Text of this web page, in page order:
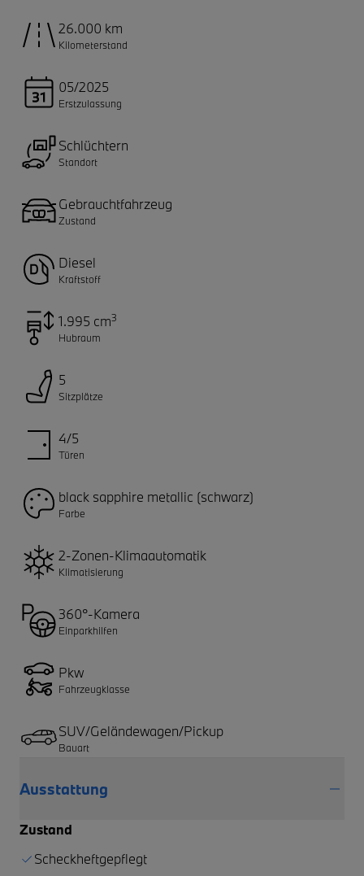
26.000 km
Kilometerstand
05/2025
Erstzulassung
Schlüchtern
Standort
Gebrauchtfahrzeug
Zustand
Diesel
Kraftstoff
1.995 cm3
Hubraum
5
Sitzplätze
4/5
Türen
black sapphire metallic (schwarz)
Farbe
2-Zonen-Klimaautomatik
Klimatisierung
360°-Kamera
Einparkhilfen
Pkw
Fahrzeugklasse
SUV/Geländewagen/Pickup
Bauart
Ausstattung
Zustand
Scheckheftgepflegt